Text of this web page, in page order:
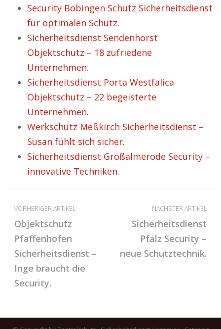
Security Bobingen Schutz Sicherheitsdienst
für optimalen Schutz.
Sicherheitsdienst Sendenhorst
Objektschutz – 18 zufriedene
Unternehmen.
Sicherheitsdienst Porta Westfalica
Objektschutz – 22 begeisterte
Unternehmen.
Werkschutz Meßkirch Sicherheitsdienst –
Susan fühlt sich sicher.
Sicherheitsdienst Großalmerode Security –
innovative Techniken.
VORHERIGER ARTIKEL
Objektschutz
Pfaffenhofen
Sicherheitsdienst –
Inge braucht die
Security.
NÄCHSTER ARTIKEL
Sicherheitsdienst
Pfalz Security –
neue Schutztechnik.